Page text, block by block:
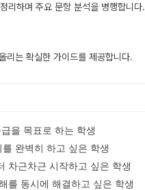
리하며 주요 문항 분석을 병행합니다.
리는 확실한 가이드를 제공합니다.
을 목표로 하는 학생
완벽히 하고 싶은 학생
차근차근 시작하고 싶은 학생
를 동시에 해결하고 싶은 학생